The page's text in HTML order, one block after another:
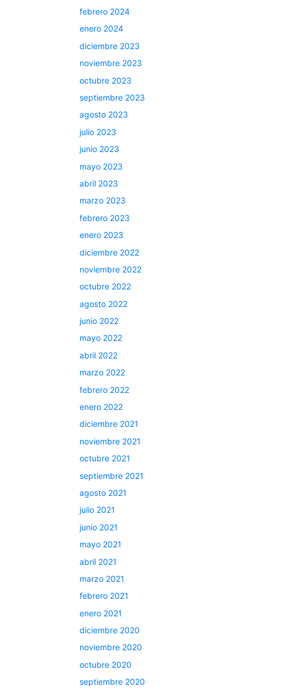
febrero 2024
enero 2024
diciembre 2023
noviembre 2023
octubre 2023
septiembre 2023
agosto 2023
julio 2023
junio 2023
mayo 2023
abril 2023
marzo 2023
febrero 2023
enero 2023
diciembre 2022
noviembre 2022
octubre 2022
agosto 2022
junio 2022
mayo 2022
abril 2022
marzo 2022
febrero 2022
enero 2022
diciembre 2021
noviembre 2021
octubre 2021
septiembre 2021
agosto 2021
julio 2021
junio 2021
mayo 2021
abril 2021
marzo 2021
febrero 2021
enero 2021
diciembre 2020
noviembre 2020
octubre 2020
septiembre 2020